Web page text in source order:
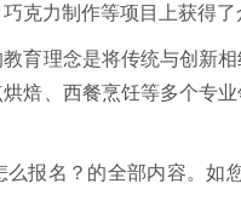
克力制作等项目上获得了
育理念是将传统与创新
焙、西餐烹饪等多个专
么报名？的全部内容。